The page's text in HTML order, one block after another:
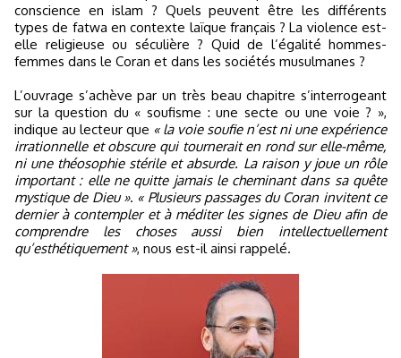
conscience en islam ? Quels peuvent être les différents
types de fatwa en contexte laïque français ? La violence est-
elle religieuse ou séculière ? Quid de l’égalité hommes-
femmes dans le Coran et dans les sociétés musulmanes ?
L’ouvrage s’achève par un très beau chapitre s’interrogeant
sur la question du « soufisme : une secte ou une voie ? »,
indique au lecteur que « la voie soufie n’est ni une expérience
irrationnelle et obscure qui tournerait en rond sur elle-même,
ni une théosophie stérile et absurde. La raison y joue un rôle
important : elle ne quitte jamais le cheminant dans sa quête
mystique de Dieu ». « Plusieurs passages du Coran invitent ce
dernier à contempler et à méditer les signes de Dieu afin de
comprendre les choses aussi bien intellectuellement
qu’esthétiquement », nous est-il ainsi rappelé.